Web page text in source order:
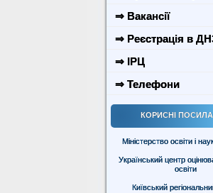
⇒ Вакансії
⇒ Реєстрація в
⇒ ІРЦ
⇒ Телефони
КОРИСНІ
Міністерство освіти і
Український центр
освіти
Київський